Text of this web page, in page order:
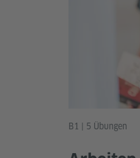
B1 | 5 Übungen